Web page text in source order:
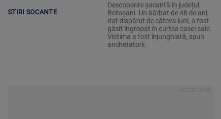
STIRI SOCANTE
Descoperire șocantă în județul
Botoșani. Un bărbat de 48 de ani,
dat dispărut de câteva luni, a fost
găsit îngropat în curtea casei sale.
Victima a fost înjunghiată, spun
anchetatorii.